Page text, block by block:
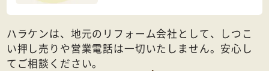
ハラケンは、地元のリフォーム会社として、しつこ
い押し売りや営業電話は一切いたしません。安心し
てご相談ください。